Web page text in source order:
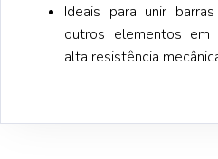
Ideais para unir
outros elementos em
alta resistência